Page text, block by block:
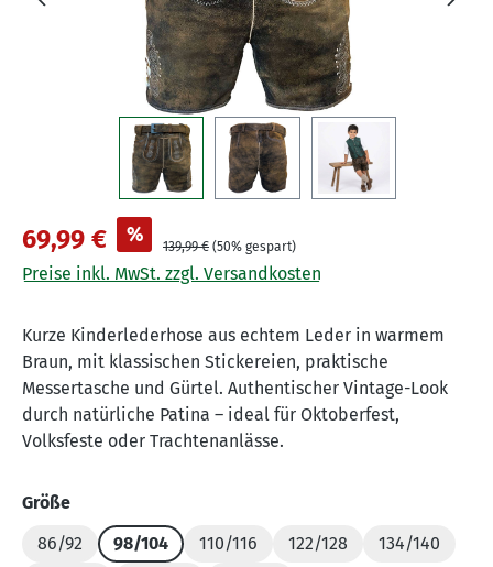
69,99 € % 139,99 € (50% gespart)
Preise inkl. MwSt. zzgl. Versandkosten
Kurze Kinderlederhose aus echtem Leder in warmem
Braun, mit klassischen Stickereien, praktische
Messertasche und Gürtel. Authentischer Vintage-Look
durch natürliche Patina – ideal für Oktoberfest,
Volksfeste oder Trachtenanlässe.
Größeauswählen
86/92
98/104 110/116 122/128
134/140